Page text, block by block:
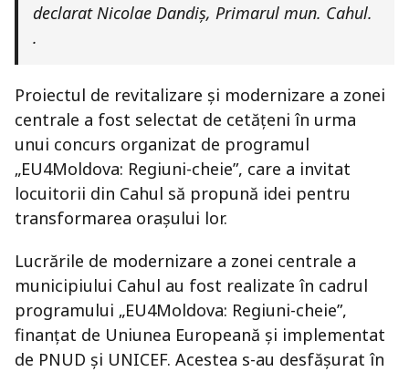
declarat Nicolae Dandiș, Primarul mun. Cahul.
.
Proiectul de revitalizare și modernizare a zonei
centrale a fost selectat de cetățeni în urma
unui concurs organizat de programul
„EU4Moldova: Regiuni-cheie”, care a invitat
locuitorii din Cahul să propună idei pentru
transformarea orașului lor.
Lucrările de modernizare a zonei centrale a
municipiului Cahul au fost realizate în cadrul
programului „EU4Moldova: Regiuni-cheie”,
finanțat de Uniunea Europeană și implementat
de PNUD și UNICEF. Acestea s-au desfășurat în